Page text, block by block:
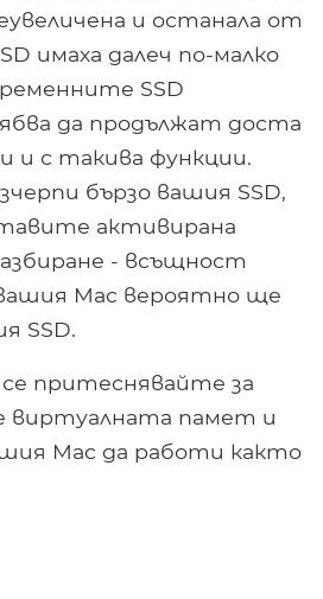
и останала от
имаха далеч по-малко
SSD
да продължат доста
и с такива функции.
бързо вашия SSD,
активирана
- всъщност
Mac вероятно ще
SSD.
притеснявайте за
виртуалната памет и
Mac да работи както